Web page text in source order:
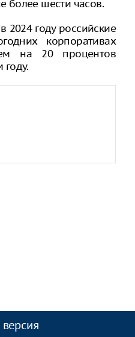
более шести часов.
2024 году российские
корпоративах
на 20 процентов